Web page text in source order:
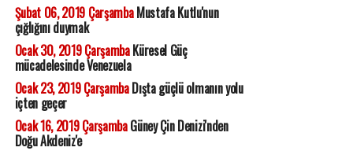
Şubat 06, 2019 ÇarşambaMustafa Kutlu'nun
çığlığını duymak
Ocak 30, 2019 ÇarşambaKüresel Güç
mücadelesinde Venezuela
Ocak 23, 2019 ÇarşambaDışta güçlü olmanın yolu
içten geçer
Ocak 16, 2019 ÇarşambaGüney Çin Denizi'nden
Doğu Akdeniz'e